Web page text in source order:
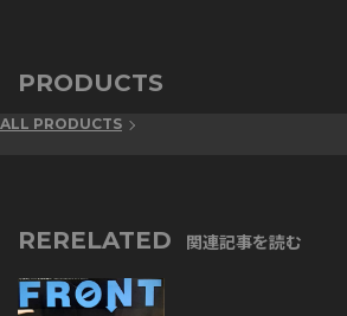
PRODUCTS
ALL PRODUCTS
RERELATED 関連記事を読む